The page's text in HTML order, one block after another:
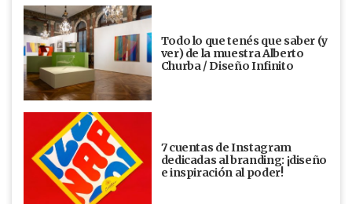
Todo lo que tenés que saber (y
ver) de la muestra Alberto
Churba / Diseño Infinito
7 cuentas de Instagram
dedicadas al branding: ¡diseño
e inspiración al poder!